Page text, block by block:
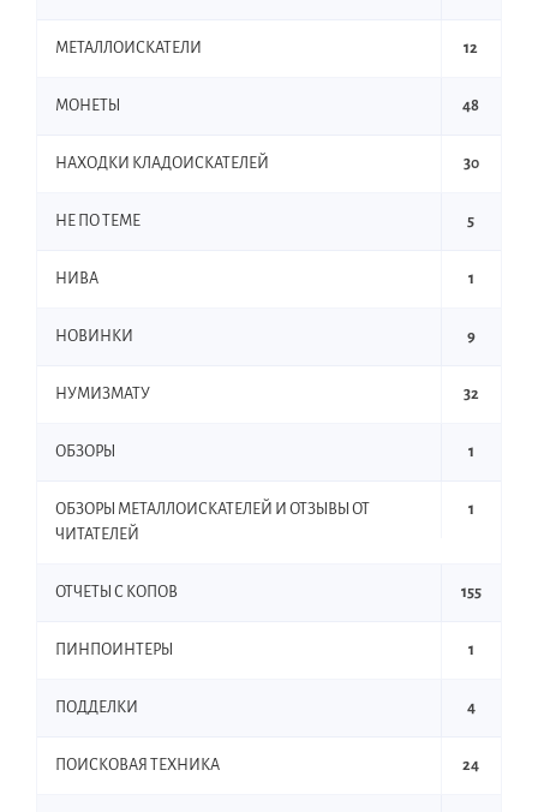
МЕТАЛЛОИСКАТЕЛИ 12
МОНЕТЫ 48
НАХОДКИ КЛАДОИСКАТЕЛЕЙ 30
НЕ ПО ТЕМЕ 5
НИВА 1
НОВИНКИ 9
НУМИЗМАТУ 32
ОБЗОРЫ 1
ОБЗОРЫ МЕТАЛЛОИСКАТЕЛЕЙ И ОТЗЫВЫ ОТ
ЧИТАТЕЛЕЙ
1
ОТЧЕТЫ С КОПОВ 155
ПИНПОИНТЕРЫ 1
ПОДДЕЛКИ 4
ПОИСКОВАЯ ТЕХНИКА 24